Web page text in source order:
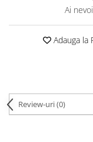
Ai
Adauga la
Review-uri(0)